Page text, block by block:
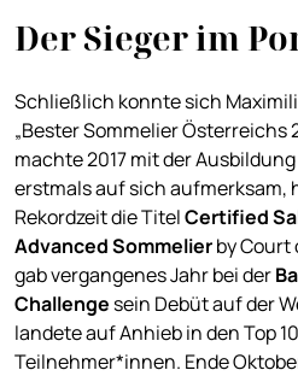
Der Sieger im
Schließlich konnte sich
„Bester Sommelier Österreichs
machte 2017 mit der
erstmals auf sich aufmerksam,
Rekordzeit die TitelCertified
Advanced Sommelierby Court
gab vergangenes Jahr bei der
Challenge sein Debüt auf der
landete auf Anhieb in den Top
Teilnehmer*innen. Ende